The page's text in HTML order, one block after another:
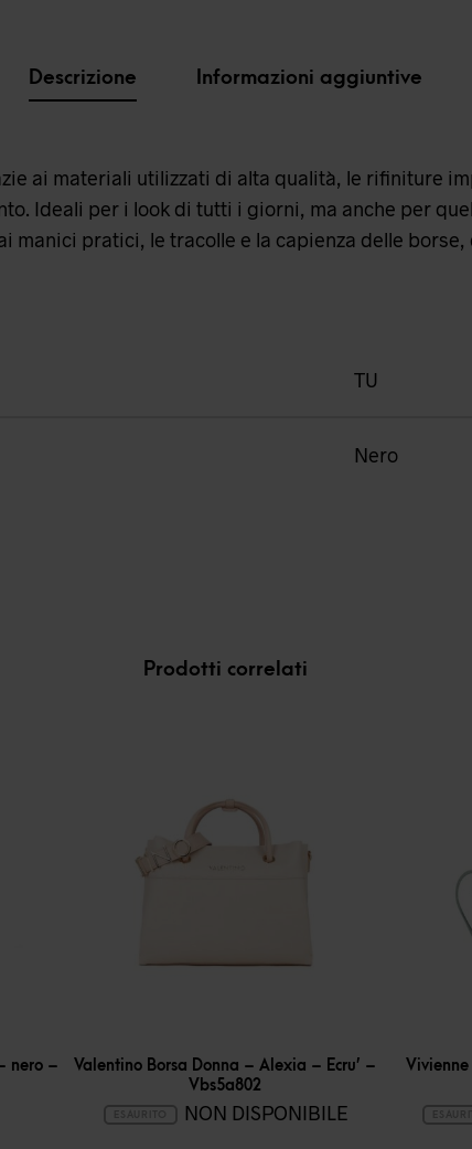
Descrizione Informazioni aggiuntive
ai materiali utilizzati di alta qualità, le rifiniture
Ideali per i look di tutti i giorni, ma anche per
pratici, le tracolle e la capienza delle
TU
Nero
Prodotti correlati
nero –
Valentino Borsa Donna – Alexia – Ecru’ –
Vbs5a802
NON DISPONIBILE